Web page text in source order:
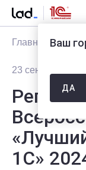
Главная Блог
23 сентября 2024
1С»
Ваш
ДА